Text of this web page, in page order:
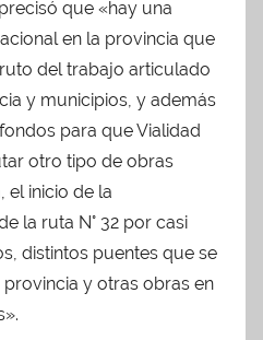
que «hay una
en la provincia que
del trabajo articulado
y municipios, y además
para que Vialidad
otro tipo de obras
el inicio de la
la ruta N° 32 por casi
distintos puentes que se
y otras obras en